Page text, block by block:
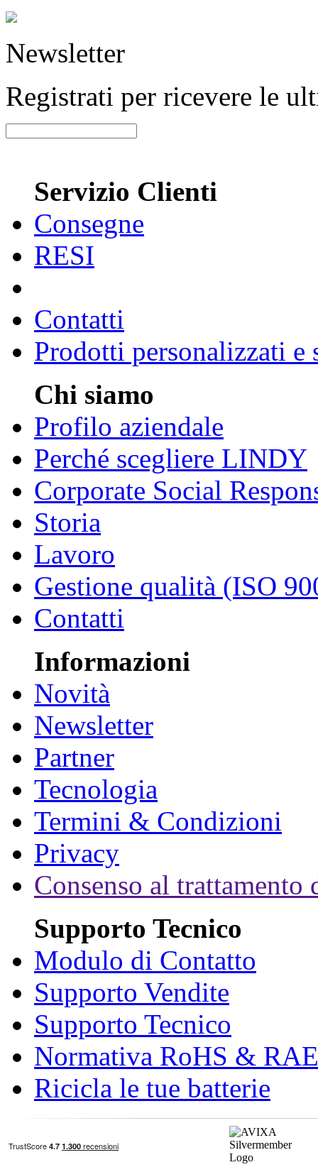
Newsletter
Registrati per ricevere le
Servizio Clienti
Consegne
RESI
Contatti
Prodotti personalizzati e
Chi siamo
Profilo aziendale
Perché scegliere LINDY
Corporate Social
Storia
Lavoro
Gestione qualità (ISO
Contatti
Informazioni
Novità
Newsletter
Partner
Tecnologia
Termini & Condizioni
Privacy
Consenso al trattamento
Supporto Tecnico
Modulo di Contatto
Supporto Vendite
Supporto Tecnico
Normativa RoHS &
Ricicla le tue batterie